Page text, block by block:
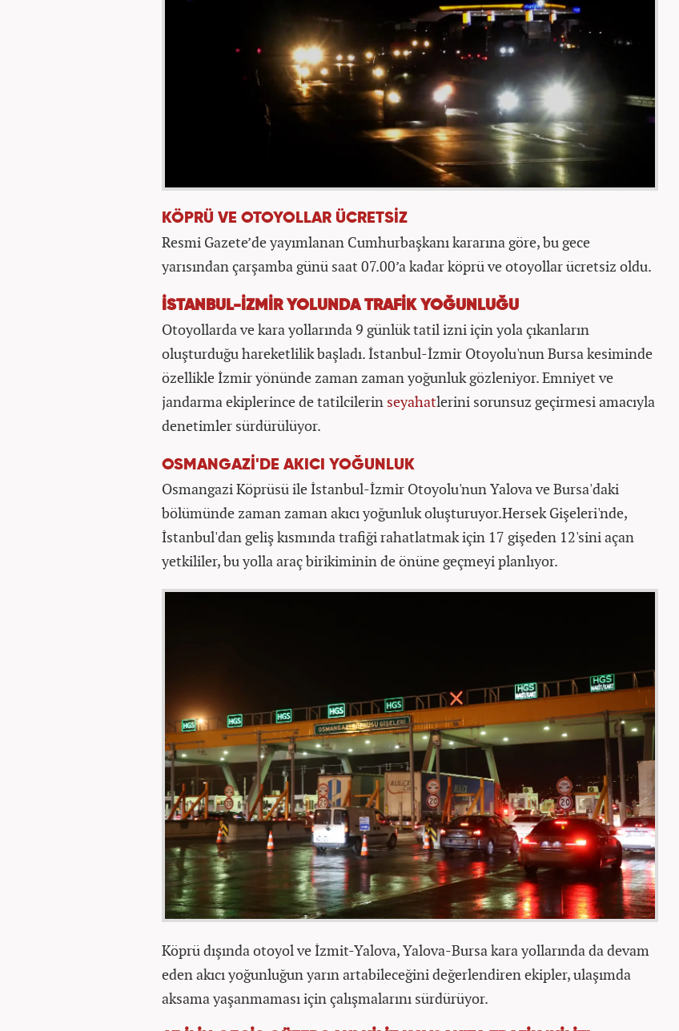
KÖPRÜ VE OTOYOLLAR ÜCRETSİZ
Resmi Gazete’de yayımlanan Cumhurbaşkanı kararına göre, bu gece
yarısından çarşamba günü saat 07.00’a kadar köprü ve otoyollar ücretsiz oldu.
İSTANBUL-İZMİR YOLUNDA TRAFİK YOĞUNLUĞU
Otoyollarda ve kara yollarında 9 günlük tatil izni için yola çıkanların
oluşturduğu hareketlilik başladı. İstanbul-İzmir Otoyolu'nun Bursa kesiminde
özellikle İzmir yönünde zaman zaman yoğunluk gözleniyor. Emniyet ve
jandarma ekiplerince de tatilcilerin seyahatlerini sorunsuz geçirmesi amacıyla
denetimler sürdürülüyor.
OSMANGAZİ'DE AKICI YOĞUNLUK
Osmangazi Köprüsü ile İstanbul-İzmir Otoyolu'nun Yalova ve Bursa'daki
bölümünde zaman zaman akıcı yoğunluk oluşturuyor.Hersek Gişeleri'nde,
İstanbul'dan geliş kısmında trafiği rahatlatmak için 17 gişeden 12'sini açan
yetkililer, bu yolla araç birikiminin de önüne geçmeyi planlıyor.
Köprü dışında otoyol ve İzmit-Yalova, Yalova-Bursa kara yollarında da devam
eden akıcı yoğunluğun yarın artabileceğini değerlendiren ekipler, ulaşımda
aksama yaşanmaması için çalışmalarını sürdürüyor.